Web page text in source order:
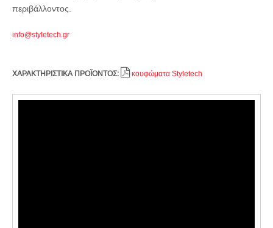
περιβάλλοντος.
info@styletech.gr
ΧΑΡΑΚΤΗΡΙΣΤΙΚΑ ΠΡΟΪΟΝΤΟΣ: κουφώματα Styletech